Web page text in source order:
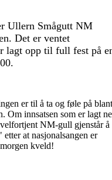
Ullern Smågutt NM
Det er ventet
lagt opp til full fest på
er til å ta og føle på blant
Om innsatsen som er lagt
NM-gull gjenstår å
at nasjonalsangen er
kveld!